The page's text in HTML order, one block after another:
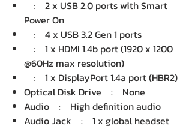
: 2 x USB 2.0 ports with Smart
Power On
: 4 x USB 3.2 Gen 1 ports
: 1 x HDMI 1.4b port (1920 x 1200
@60Hz max resolution)
: 1 x DisplayPort 1.4a port (HBR2)
Optical Disk Drive : None
Audio : High definition audio
Audio Jack : 1 x global headset